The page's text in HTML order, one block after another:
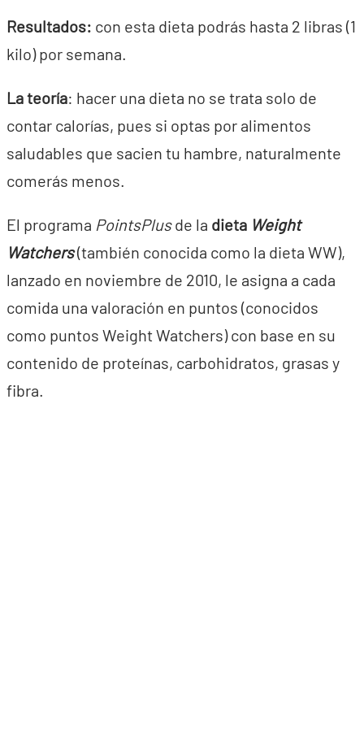
Resultados: con esta dieta podrás hasta 2 libras (1
kilo) por semana.
La teoría: hacer una dieta no se trata solo de
contar calorías, pues si optas por alimentos
saludables que sacien tu hambre, naturalmente
comerás menos.
El programa PointsPlusde la dieta Weight
Watchers(también conocida como la dieta WW),
lanzado en noviembre de 2010, le asigna a cada
comida una valoración en puntos (conocidos
como puntos Weight Watchers) con base en su
contenido de proteínas, carbohidratos, grasas y
fibra.